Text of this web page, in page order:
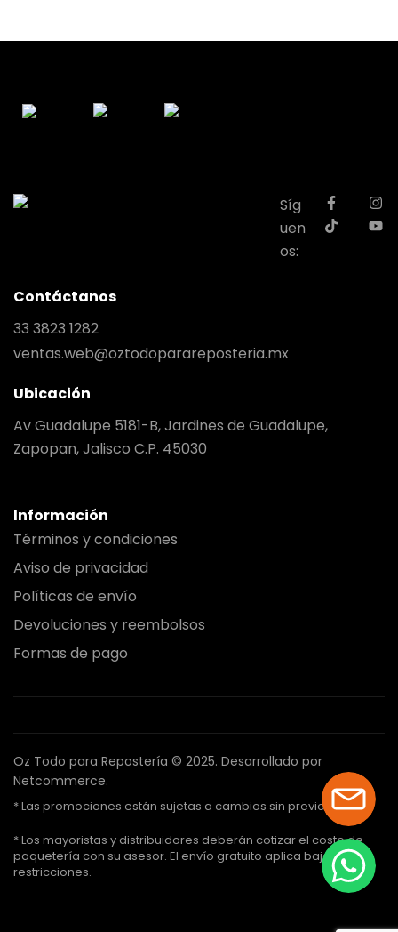
Síg
uen
os:
Contáctanos
33 3823 1282
ventas.web@oztodoparareposteria.mx
Ubicación
Av Guadalupe 5181-B, Jardines de Guadalupe,
Zapopan, Jalisco C.P. 45030
Información
Términos y condiciones
Aviso de privacidad
Políticas de envío
Devoluciones y reembolsos
Formas de pago
Oz Todo para Repostería © 2025. Desarrollado por
Netcommerce.
* Las promociones están sujetas a cambios sin previo aviso.
* Los mayoristas y distribuidores deberán cotizar el costo de
paquetería con su asesor. El envío gratuito aplica bajo ciertas
restricciones.